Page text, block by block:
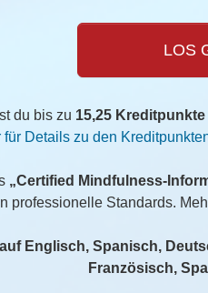
LOS
du bis zu 15,25 Kreditpunkte
für Details zu den
„Certified Mindfulness-
professionelle Standards.
Englisch, Spanisch,
Französisch,